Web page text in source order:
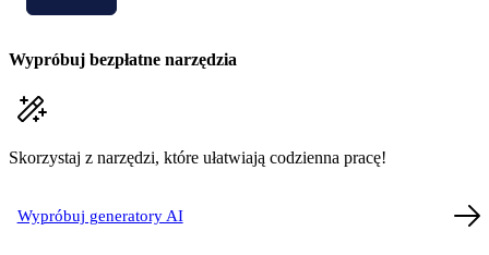
Wypróbuj bezpłatne narzędzia
Skorzystaj z narzędzi, które ułatwiają codzienna pracę!
Wypróbuj generatory AI